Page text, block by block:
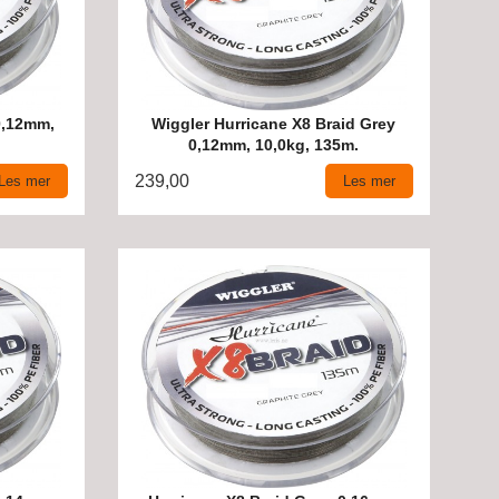
mer
Wiggler Hurricane X8 Braid Grey
0,12mm, 10,0kg, 135m.
239,00 Les mer